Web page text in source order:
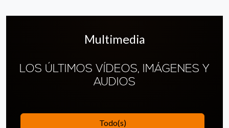
Multimedia
LOS ÚLTIMOS VÍDEOS, IMÁGENES Y
AUDIOS
Todo(s)